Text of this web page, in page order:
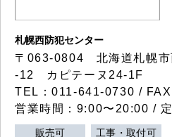
札幌西防犯センター
〒063-0804 北海道札幌市
-12 カピテーヌ24-1F
TEL：011-641-0730 /
営業時間：9:00〜20:00 /
販売可 工事・取付可